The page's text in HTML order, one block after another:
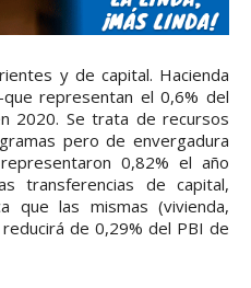
y de capital. Hacienda
representan el 0,6% del
2020. Se trata de recursos
pero de envergadura
0,82% el año
transferencias de capital,
que las mismas (vivienda,
de 0,29% del PBI de